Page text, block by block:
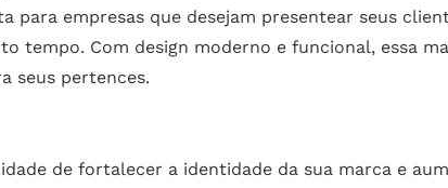
para empresas que desejam presentear seus
Com design moderno e funcional, essa
seus pertences.
de fortalecer a identidade da sua marca e